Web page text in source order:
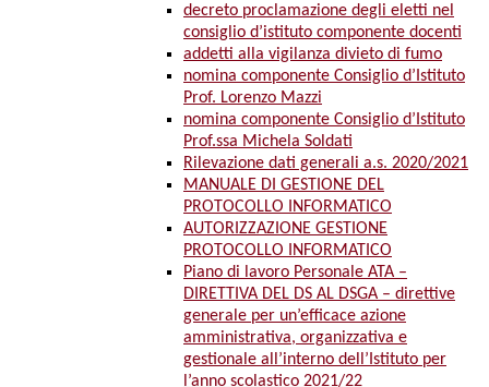
decreto proclamazione degli eletti nel
consiglio d’istituto componente docenti
addetti alla vigilanza divieto di fumo
nomina componente Consiglio d’Istituto
Prof. Lorenzo Mazzi
nomina componente Consiglio d’Istituto
Prof.ssa Michela Soldati
Rilevazione dati generali a.s. 2020/2021
MANUALE DI GESTIONE DEL
PROTOCOLLO INFORMATICO
AUTORIZZAZIONE GESTIONE
PROTOCOLLO INFORMATICO
Piano di lavoro Personale ATA –
DIRETTIVA DEL DS AL DSGA – direttive
generale per un’efficace azione
amministrativa, organizzativa e
gestionale all’interno dell’Istituto per
l’anno scolastico 2021/22